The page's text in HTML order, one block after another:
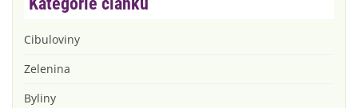
Cibuloviny
Zelenina
Byliny